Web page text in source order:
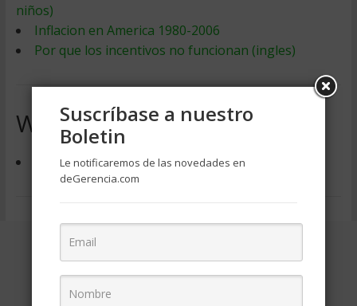
niños)
Inflacion en America 1980-2006
Por que los incentivos no funcionan (ingles)
Webs de Economía
Economistas.org
Suscríbase a nuestro
Boletin
Le notificaremos de las novedades en
deGerencia.com